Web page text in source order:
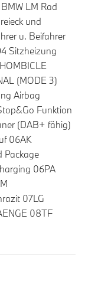
LM Rad
und
u. Beifahrer
Sitzheizung
(MODE 3)
Airbag
Funktion
(DAB+ fähig)
06AK
Package
06PA
07LG
08TF